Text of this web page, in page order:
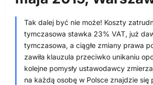
Tak dalej być nie może! Koszty
tymczasowa stawka 23% VAT, już
tymczasowa, a ciągłe zmiany prawa
zawiła klauzula przeciwko unikaniu
kolejne pomysły ustawodawcy
na każdą osobę w Polsce znajdzie się